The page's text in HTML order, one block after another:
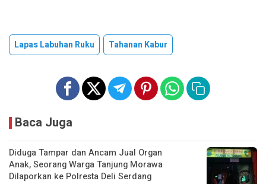
Lapas Labuhan Ruku Tahanan Kabur
Baca Juga
Diduga Tampar dan Ancam Jual Organ
Anak, Seorang Warga Tanjung Morawa
Dilaporkan ke Polresta Deli Serdang